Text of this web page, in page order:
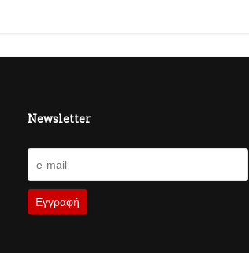
Newsletter